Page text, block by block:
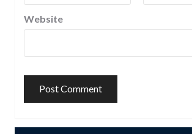
Website